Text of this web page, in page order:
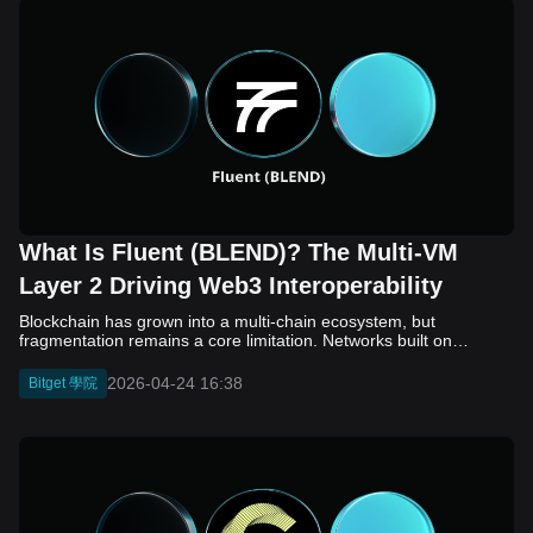
What Is Fluent (BLEND)? The Multi-VM
Layer 2 Driving Web3 Interoperability
Blockchain has grown into a multi-chain ecosystem, but
fragmentation remains a core limitation. Networks built on
struggle to communicate efficiently. While bridges and cross-
chain solutions have improved connectivity, they often introduce
approach. Instead of connecting separate chains, it aims to unify
them at the execution level through a multi-VM design. Built on
Bitget 學院 2026-04-24 16:38